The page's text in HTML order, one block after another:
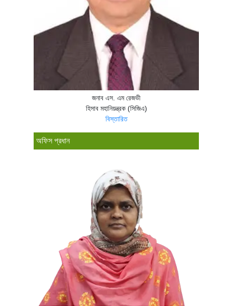
জনাব এস. এম রেজভী
হিসাব মহানিয়ন্ত্রক (সিজিএ)
বিস্তারিত
অফিস প্রধান